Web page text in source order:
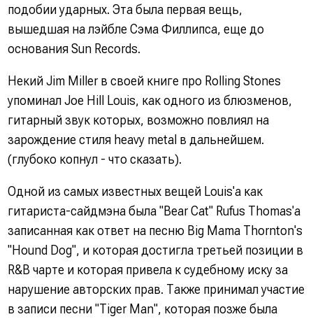
подобии ударных. Эта была первая вещь,
вышедшая на лэйбле Сэма Филлипса, еще до
основания Sun Records.
Некий Jim Miller в своей книге про Rolling Stones
упоминал Joe Hill Louis, как одного из блюзменов,
гитарный звук которых, возможно повлиял на
зарождение стиля heavy metal в дальнейшем.
(глубоко копнул - что сказать).
Одной из самых известных вещей Louis'а как
гитариста-сайдмэна была "Bear Cat" Rufus Thomas'а
записанная как ответ на песню Big Mama Thornton's
"Hound Dog", и которая достигла третьей позиции в
R&B чарте и которая привела к судебному иску за
нарушение авторских прав. Также принимал участие
в записи песни "Tiger Man", которая позже была